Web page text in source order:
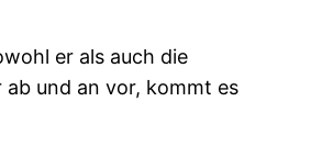
er als auch die
ab und an vor, kommt es